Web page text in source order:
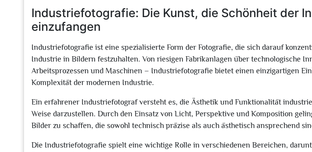
Industriefotografie: Die Kunst, die Schönheit der
einzufangen
Industriefotografie ist eine spezialisierte Form der Fotografie, die sich darauf
Industrie in Bildern festzuhalten. Von riesigen Fabrikanlagen über technologische
Arbeitsprozessen und Maschinen – Industriefotografie bietet einen einzigartigen
Komplexität der modernen Industrie.
Ein erfahrener Industriefotograf versteht es, die Ästhetik und Funktionalität
Weise darzustellen. Durch den Einsatz von Licht, Perspektive und Komposition
Bilder zu schaffen, die sowohl technisch präzise als auch ästhetisch ansprechend
Die Industriefotografie spielt eine wichtige Rolle in verschiedenen Bereichen,